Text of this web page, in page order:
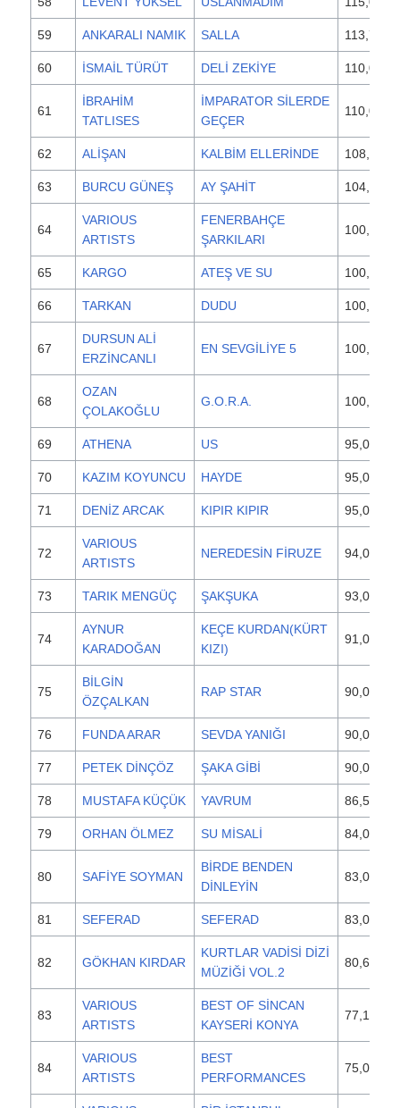
59 ANKARALI NAMIK SALLA 113,700
60 İSMAİL TÜRÜT DELİ ZEKİYE 110,000
61
İBRAHİM
TATLISES
İMPARATOR SİLERDE
GEÇER
110,000
62 ALİŞAN KALBİM ELLERİNDE 108,000
63 BURCU GÜNEŞ AY ŞAHİT 104,000
64
VARIOUS
ARTISTS
FENERBAHÇE
ŞARKILARI
100,500
65 KARGO ATEŞ VE SU 100,000
66 TARKAN DUDU 100,000
67
DURSUN ALİ
ERZİNCANLI
EN SEVGİLİYE 5 100,000
68
OZAN
ÇOLAKOĞLU
G.O.R.A. 100,000
69 ATHENA US 95,000
70 KAZIM KOYUNCU HAYDE 95,000
71 DENİZ ARCAK KIPIR KIPIR 95,000
72
VARIOUS
ARTISTS
NEREDESİN FİRUZE 94,000
73 TARIK MENGÜÇ ŞAKŞUKA 93,000
74
AYNUR
KARADOĞAN
KEÇE KURDAN(KÜRT
KIZI)
91,000
75
BİLGİN
ÖZÇALKAN
RAP STAR 90,000
76 FUNDA ARAR SEVDA YANIĞI 90,000
77 PETEK DİNÇÖZ ŞAKA GİBİ 90,000
78 MUSTAFA KÜÇÜK YAVRUM 86,500
79 ORHAN ÖLMEZ SU MİSALİ 84,000
80 SAFİYE SOYMAN
BİRDE BENDEN
DİNLEYİN
83,000
81 SEFERAD SEFERAD 83,000
82 GÖKHAN KIRDAR
KURTLAR VADİSİ DİZİ
MÜZİĞİ VOL.2
80,600
83
VARIOUS
ARTISTS
BEST OF SİNCAN
KAYSERİ KONYA
77,100
84
VARIOUS
ARTISTS
BEST
PERFORMANCES
75,000